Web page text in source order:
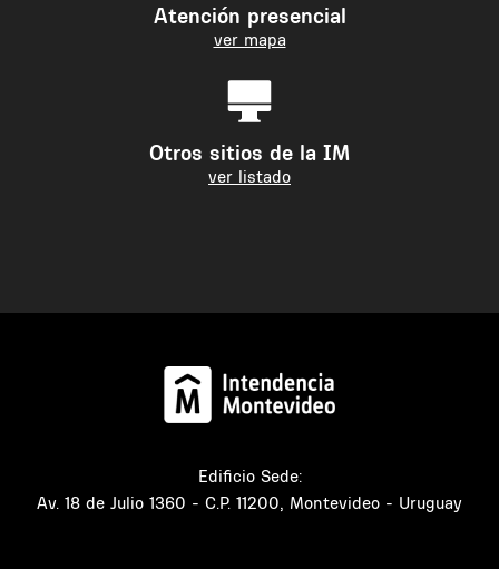
Atención presencial
ver mapa
Otros sitios de la IM
ver listado
Edificio Sede:
Av. 18 de Julio 1360 - C.P. 11200, Montevideo - Uruguay